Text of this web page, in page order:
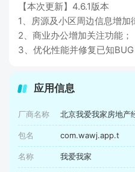
【本次更新】4.6.1版本
1、房源及小区周边信息增加
2、商业办公增加关注功能；
3、优化性能并修复已知BUG
应用信息
厂商名称 北京我爱我家房地产
包名 com.wawj.app.t
名称 我爱我家